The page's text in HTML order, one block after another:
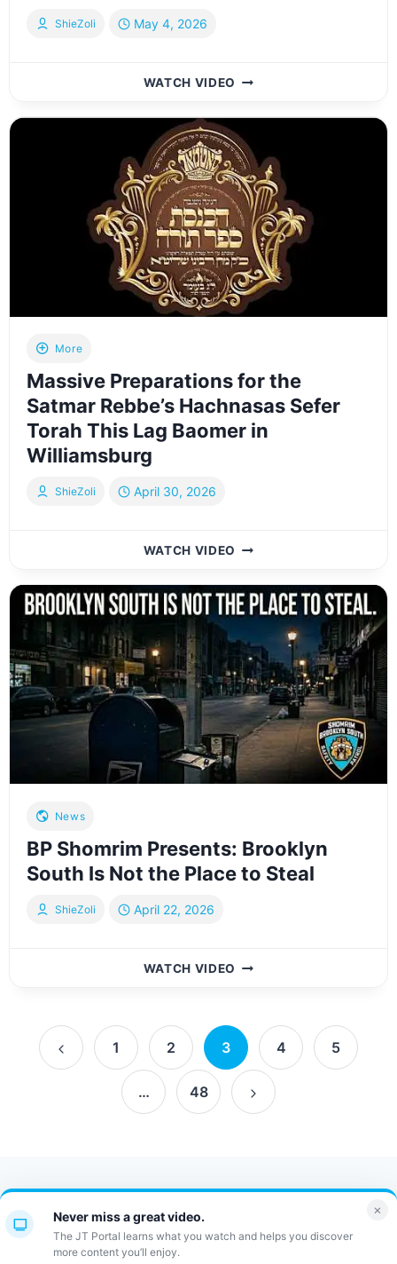
ShieZoli May 4, 2026
WATCH VIDEO שידור
מההדלקה
המרכזית
–
אדמו”ר
מבאיאן
–
מירון
|
LIVE
REPLAY:
BOYANER
REBBE
HADLUKAH
MERON
More
Massive Preparations for the
Satmar Rebbe’s Hachnasas Sefer
Torah This Lag Baomer in
Williamsburg
ShieZoli April 30, 2026
WATCH VIDEO MASSIVE
FOR
THE
SATMAR
REBBE’S
HACHNASAS
SEFER
TORAH
THIS
LAG
BAOMER
IN
WILLIAMSBURG
News
BP Shomrim Presents: Brooklyn
South Is Not the Place to Steal
ShieZoli April 22, 2026
WATCH VIDEO BP
SOUTH
IS
NOT
THE
PLACE
Page
navigation
Previous
1 2 3 4 5
…
48
Next
Contact Us FAQ
Bulletin
JT Portal
×
Never miss a great video.
The JT Portal learns what you watch and helps you discover
more content you’ll enjoy.